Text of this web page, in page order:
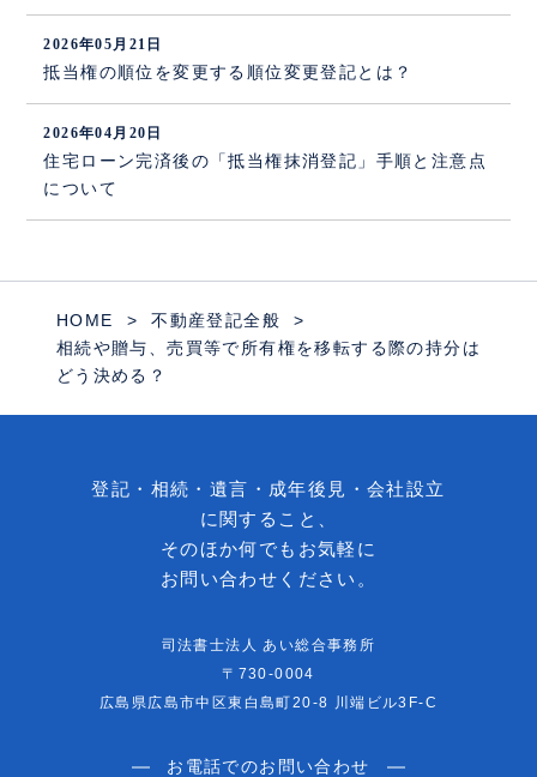
2026年05月21日
抵当権の順位を変更する順位変更登記とは？
2026年04月20日
住宅ローン完済後の「抵当権抹消登記」手順と注意点
について
HOME
不動産登記全般
相続や贈与、売買等で所有権を移転する際の持分は
どう決める？
登記・相続・遺言・成年後見・会社設立
に関すること、
そのほか何でもお気軽に
お問い合わせください。
司法書士法人 あい総合事務所
〒730-0004
広島県広島市中区東白島町20-8 川端ビル3F-C
お電話でのお問い合わせ